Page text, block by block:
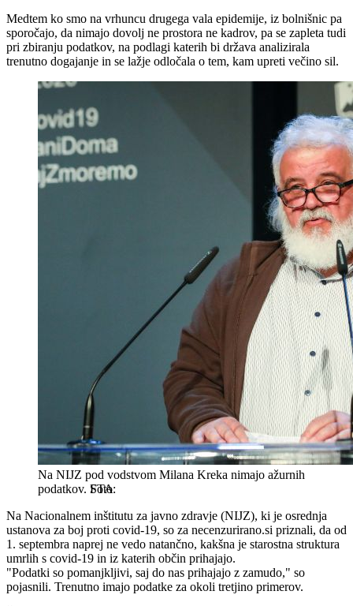
Medtem ko smo na vrhuncu drugega vala epidemije, iz bolnišnic pa
sporočajo, da nimajo dovolj ne prostora ne kadrov, pa se zapleta tudi
pri zbiranju podatkov, na podlagi katerih bi država analizirala
trenutno dogajanje in se lažje odločala o tem, kam upreti večino sil.
Na NIJZ pod vodstvom Milana Kreka nimajo ažurnih
podatkov. STA
Na Nacionalnem inštitutu za javno zdravje (NIJZ), ki je osrednja
ustanova za boj proti covid-19, so za necenzurirano.si priznali, da od
1. septembra naprej ne vedo natančno, kakšna je starostna struktura
umrlih s covid-19 in iz katerih občin prihajajo.
"Podatki so pomanjkljivi, saj do nas prihajajo z zamudo," so
pojasnili. Trenutno imajo podatke za okoli tretjino primerov.